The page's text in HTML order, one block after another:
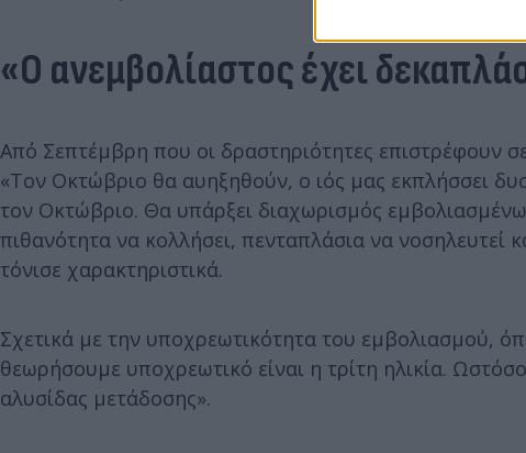
«Ο ανεμβολίαστος έχει
Από Σεπτέμβρη που οι δραστηριότητες επιστρέφουν
«Τον Οκτώβριο θα αυηξηθούν, ο ιός μας εκπλήσσει
τον Οκτώβριο. Θα υπάρξει διαχωρισμός
πιθανότητα να κολλήσει, πενταπλάσια να
τόνισε χαρακτηριστικά.
Σχετικά με την υποχρεωτικότητα του εμβολιασμού,
θεωρήσουμε υποχρεωτικό είναι η τρίτη ηλικία.
αλυσίδας μετάδοσης».